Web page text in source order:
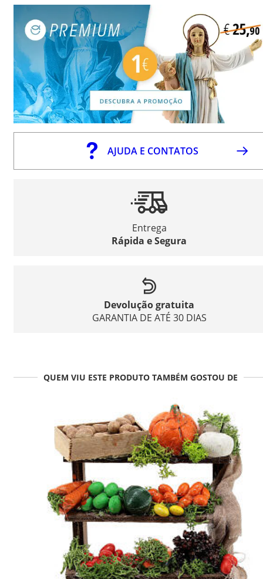
AJUDA E CONTATOS
Entrega
Rápida e Segura
Devolução gratuita
GARANTIA DE ATÉ 30 DIAS
QUEM VIU ESTE PRODUTO TAMBÉM GOSTOU DE